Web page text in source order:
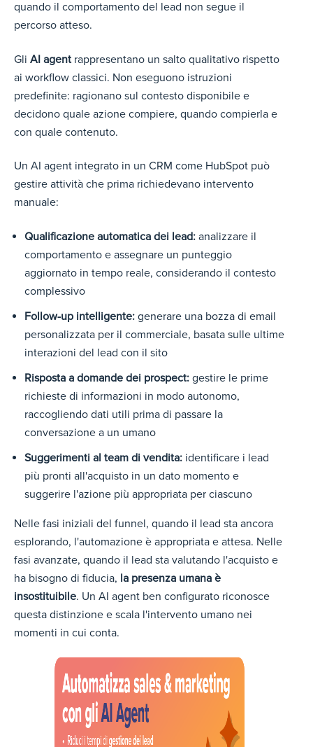
quando il comportamento del lead non segue il
percorso atteso.
Gli AI agentrappresentano un salto qualitativo rispetto
ai workflow classici. Non eseguono istruzioni
predefinite: ragionano sul contesto disponibile e
decidono quale azione compiere, quando compierla e
con quale contenuto.
Un AI agent integrato in un CRM come HubSpot può
gestire attività che prima richiedevano intervento
manuale:
Qualificazione automatica dei lead: analizzare il
comportamento e assegnare un punteggio
aggiornato in tempo reale, considerando il contesto
complessivo
Follow-up intelligente: generare una bozza di email
personalizzata per il commerciale, basata sulle ultime
interazioni del lead con il sito
Risposta a domande dei prospect: gestire le prime
richieste di informazioni in modo autonomo,
raccogliendo dati utili prima di passare la
conversazione a un umano
Suggerimenti al team di vendita: identificare i lead
più pronti all'acquisto in un dato momento e
suggerire l'azione più appropriata per ciascuno
Nelle fasi iniziali del funnel, quando il lead sta ancora
esplorando, l'automazione è appropriata e attesa. Nelle
fasi avanzate, quando il lead sta valutando l'acquisto e
ha bisogno di fiducia, la presenza umana è
insostituibile. Un AI agent ben configurato riconosce
questa distinzione e scala l'intervento umano nei
momenti in cui conta.